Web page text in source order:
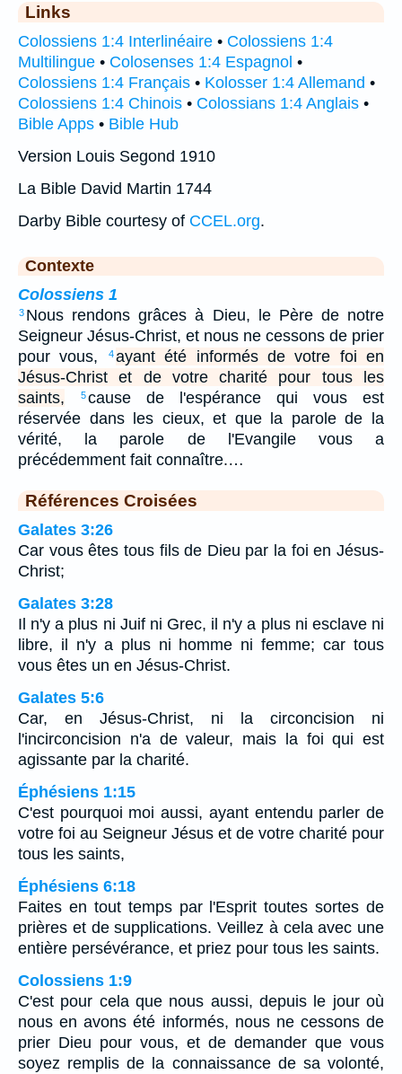
Links
Colossiens 1:4 Interlinéaire • Colossiens 1:4
Multilingue • Colosenses 1:4 Espagnol •
Colossiens 1:4 Français • Kolosser 1:4 Allemand •
Colossiens 1:4 Chinois • Colossians 1:4 Anglais •
Bible Apps • Bible Hub
Version Louis Segond 1910
La Bible David Martin 1744
Darby Bible courtesy of CCEL.org.
Contexte
Colossiens 1
3 Nous rendons grâces à Dieu, le Père de notre
Seigneur Jésus-Christ, et nous ne cessons de prier
pour vous,
4ayant été informés de votre foi en
Jésus-Christ et de votre charité pour tous les
saints,
5cause de l'espérance qui vous est
réservée dans les cieux, et que la parole de la
vérité, la parole de l'Evangile vous a
précédemment fait connaître.…
Références Croisées
Galates 3:26
Car vous êtes tous fils de Dieu par la foi en Jésus-
Christ;
Galates 3:28
Il n'y a plus ni Juif ni Grec, il n'y a plus ni esclave ni
libre, il n'y a plus ni homme ni femme; car tous
vous êtes un en Jésus-Christ.
Galates 5:6
Car, en Jésus-Christ, ni la circoncision ni
l'incirconcision n'a de valeur, mais la foi qui est
agissante par la charité.
Éphésiens 1:15
C'est pourquoi moi aussi, ayant entendu parler de
votre foi au Seigneur Jésus et de votre charité pour
tous les saints,
Éphésiens 6:18
Faites en tout temps par l'Esprit toutes sortes de
prières et de supplications. Veillez à cela avec une
entière persévérance, et priez pour tous les saints.
Colossiens 1:9
C'est pour cela que nous aussi, depuis le jour où
nous en avons été informés, nous ne cessons de
prier Dieu pour vous, et de demander que vous
soyez remplis de la connaissance de sa volonté,